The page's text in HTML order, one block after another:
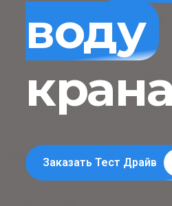
воду
крана
Заказать Тест Драйв